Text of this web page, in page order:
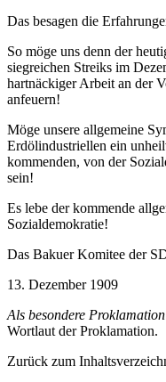
Das besagen die
So möge uns denn der
siegreichen Streiks im
hartnäckiger Arbeit an der
anfeuern!
Möge unsere allgemeine
Erdölindustriellen ein
kommenden, von der
sein!
Es lebe der kommende
Sozialdemokratie!
Das Bakuer Komitee der
13. Dezember 1909
Als besondere
Wortlaut der Proklamation.
Zurück zum